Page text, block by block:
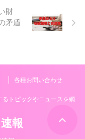
財
矛盾
各種お問い合わせ
トピックやニュースを網
報